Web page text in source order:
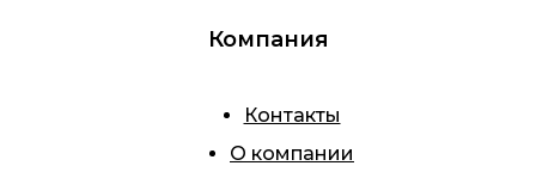
Компания
Контакты
О компании